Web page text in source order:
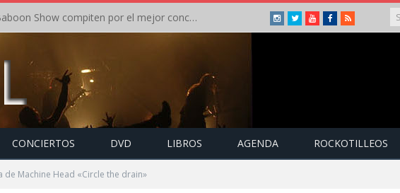
Crónica: In Flames y The Baboon Show compiten por el mejor concierto del día en el Leyendas del Rock – Viernes – Agosto 2026 Instagram
TwitterYoutubeFacebook
RSS
CONCIERTOS DVD LIBROS AGENDA ROCKOTILLEOS
de Machine Head «Circle the drain»